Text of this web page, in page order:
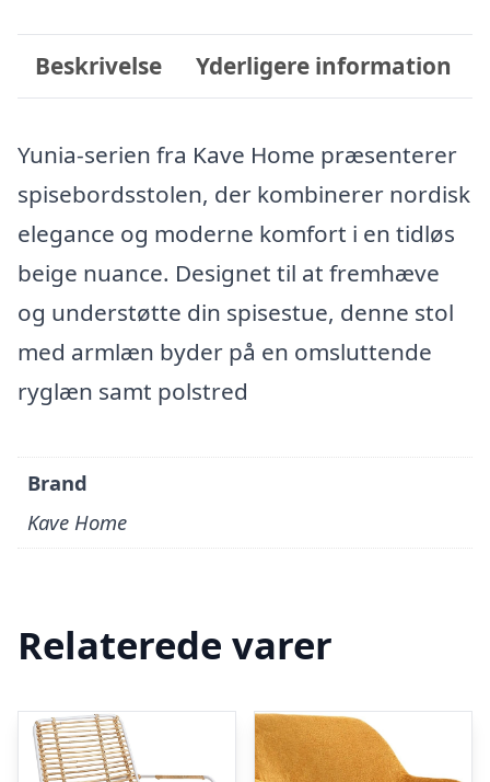
Beskrivelse Yderligere information
Yunia-serien fra Kave Home præsenterer
spisebordsstolen, der kombinerer nordisk
elegance og moderne komfort i en tidløs
beige nuance. Designet til at fremhæve
og understøtte din spisestue, denne stol
med armlæn byder på en omsluttende
ryglæn samt polstred
Brand
Kave Home
Relaterede varer